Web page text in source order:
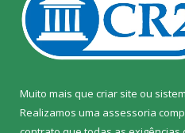
Muito mais que criar site ou
Realizamos uma assessoria